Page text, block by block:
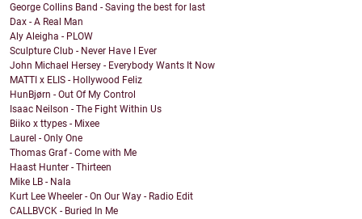
George Collins Band - Saving the best for last
Dax - A Real Man
Aly Aleigha - PLOW
Sculpture Club - Never Have I Ever
John Michael Hersey - Everybody Wants It Now
MATTI x ELIS - Hollywood Feliz
HunBjørn - Out Of My Control
Isaac Neilson - The Fight Within Us
Biiko x ttypes - Mixee
Laurel - Only One
Thomas Graf - Come with Me
Haast Hunter - Thirteen
Mike LB - Nala
Kurt Lee Wheeler - On Our Way - Radio Edit
CALLBVCK - Buried In Me